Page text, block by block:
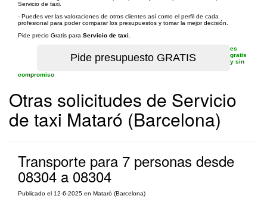
Servicio de taxi.
- Puedes ver las valoraciones de otros clientes así como el perfil de cada
profesional para poder comparar los presupuestos y tomar la mejor decisión.
Pide precio Gratis para Servicio de taxi
es
gratis
y sin
compromiso
Otras solicitudes de Servicio
de taxi Mataró (Barcelona)
Transporte para 7 personas desde
08304 a 08304
Publicado el 12-6-2025 en Mataró (Barcelona)